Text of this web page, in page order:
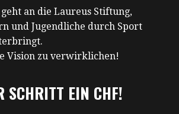
an die Laureus Stiftung,
und Jugendliche durch Sport
Vision zu verwirklichen!
SCHRITT EIN CHF!